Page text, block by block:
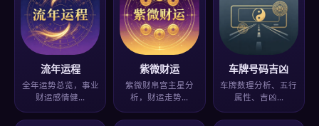
流年运程
全年运势总览，事业
财运感情健…
紫微财运
紫微财帛宫主星分
析，财运走势…
车牌号码吉凶
车牌数理分析、五行
属性、吉凶…